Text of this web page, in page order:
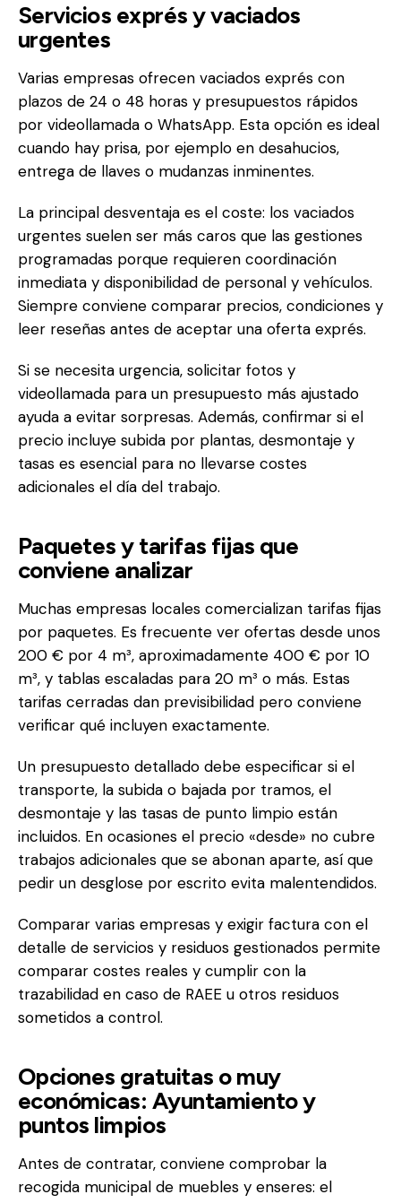
Servicios exprés y vaciados
urgentes
Varias empresas ofrecen vaciados exprés con
plazos de 24 o 48 horas y presupuestos rápidos
por videollamada o WhatsApp. Esta opción es ideal
cuando hay prisa, por ejemplo en desahucios,
entrega de llaves o mudanzas inminentes.
La principal desventaja es el coste: los vaciados
urgentes suelen ser más caros que las gestiones
programadas porque requieren coordinación
inmediata y disponibilidad de personal y vehículos.
Siempre conviene comparar precios, condiciones y
leer reseñas antes de aceptar una oferta exprés.
Si se necesita urgencia, solicitar fotos y
videollamada para un presupuesto más ajustado
ayuda a evitar sorpresas. Además, confirmar si el
precio incluye subida por plantas, desmontaje y
tasas es esencial para no llevarse costes
adicionales el día del trabajo.
Paquetes y tarifas fijas que
conviene analizar
Muchas empresas locales comercializan tarifas fijas
por paquetes. Es frecuente ver ofertas desde unos
200 € por 4 m³, aproximadamente 400 € por 10
m³, y tablas escaladas para 20 m³ o más. Estas
tarifas cerradas dan previsibilidad pero conviene
verificar qué incluyen exactamente.
Un presupuesto detallado debe especificar si el
transporte, la subida o bajada por tramos, el
desmontaje y las tasas de punto limpio están
incluidos. En ocasiones el precio «desde» no cubre
trabajos adicionales que se abonan aparte, así que
pedir un desglose por escrito evita malentendidos.
Comparar varias empresas y exigir factura con el
detalle de servicios y residuos gestionados permite
comparar costes reales y cumplir con la
trazabilidad en caso de RAEE u otros residuos
sometidos a control.
Opciones gratuitas o muy
económicas: Ayuntamiento y
puntos limpios
Antes de contratar, conviene comprobar la
recogida municipal de muebles y enseres: el